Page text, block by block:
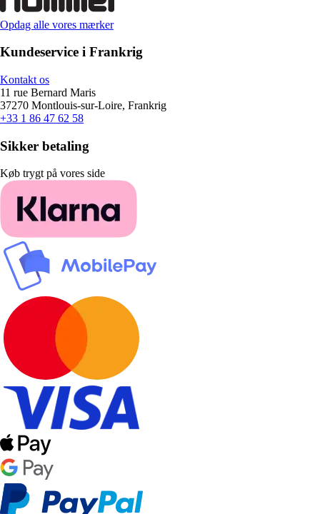
Opdag alle vores mærker
Kundeservice i Frankrig
Kontakt os
11 rue Bernard Maris
37270 Montlouis-sur-Loire, Frankrig
+33 1 86 47 62 58
Sikker betaling
Køb trygt på vores side